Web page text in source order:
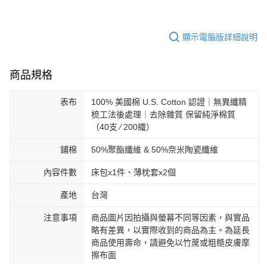
顯示電腦版詳細說明
商品規格
表布
100% 美國棉 U.S. Cotton 認證｜無異纖精
梳工法後處理｜去除雜質 保留純淨棉質
（40支 ∕ 200織）
鋪棉 50%聚酯纖維 & 50%奈米陶瓷纖維
內容件數 床包x1件、薄枕套x2個
產地 台灣
注意事項
商品圖片因拍攝與螢幕不同等因素，與實品
略有差異，以實際收到的商品為主。為延長
商品使用壽命，請避免以竹蓆或粗糙皮膚摩
擦布面